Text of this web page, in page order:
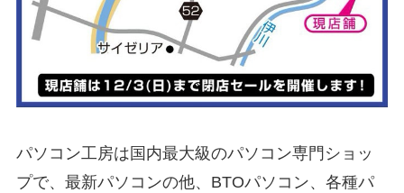
パソコン工房は国内最大級のパソコン専門ショッ
プで、最新パソコンの他、BTOパソコン、各種パ